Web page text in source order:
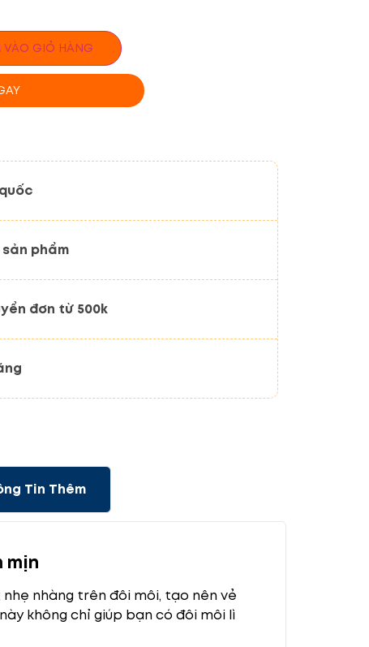
VÀO GIỎ HÀNG
phẩm
đơn từ 500k
Tin Thêm
mịn
nhàng trên đôi môi, tạo nên vẻ
không chỉ giúp bạn có đôi môi lì